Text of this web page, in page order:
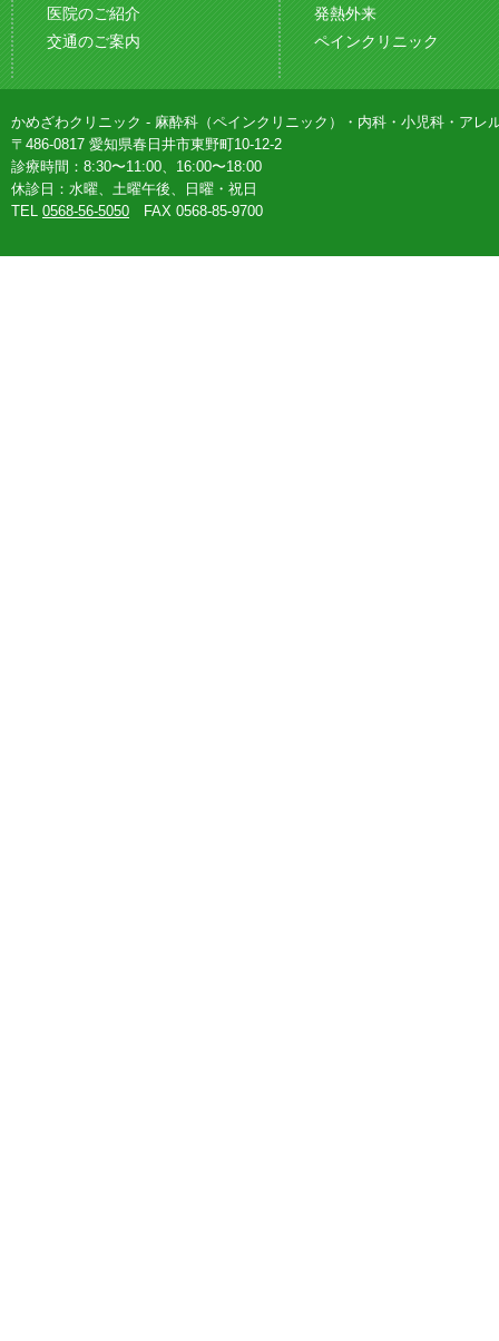
医院のご紹介
交通のご案内
発熱外来
ペインクリニック
かめざわクリニック - 麻酔科（ペインクリニック）・内科・小児科・アレ
〒486-0817 愛知県春日井市東野町10-12-2
診療時間：8:30〜11:00、16:00〜18:00
休診日：水曜、土曜午後、日曜・祝日
TEL 0568-56-5050 FAX 0568-85-9700